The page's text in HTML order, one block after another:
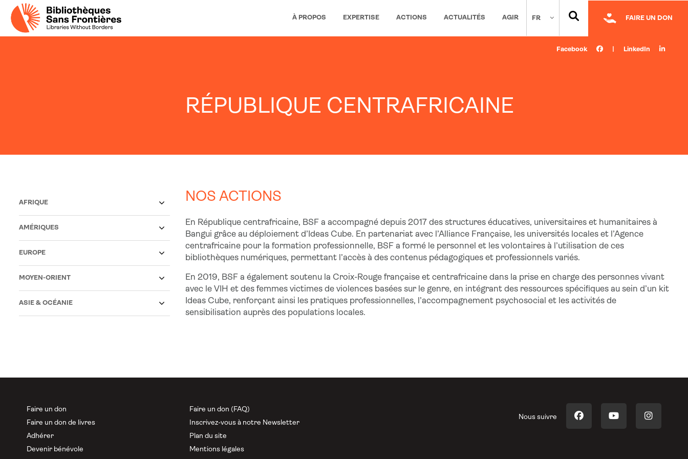
FR FAIRE UN DON
À PROPOS EXPERTISE ACTIONS ACTUALITÉS AGIR
Facebook LinkedIn
RÉPUBLIQUE CENTRAFRICAINE
AFRIQUE
AMÉRIQUES
EUROPE
MOYEN-ORIENT
ASIE & OCÉANIE
NOS ACTIONS
En République centrafricaine, BSF a accompagné depuis 2017 des structures éducatives, universitaires et humanitaires à
Bangui grâce au déploiement d’Ideas Cube. En partenariat avec l’Alliance Française, les universités locales et l’Agence
centrafricaine pour la formation professionnelle, BSF a formé le personnel et les volontaires à l’utilisation de ces
bibliothèques numériques, permettant l’accès à des contenus pédagogiques et professionnels variés.
En 2019, BSF a également soutenu la Croix-Rouge française et centrafricaine dans la prise en charge des personnes vivant
avec le VIH et des femmes victimes de violences basées sur le genre, en intégrant des ressources spécifiques au sein d’un kit
Ideas Cube, renforçant ainsi les pratiques professionnelles, l’accompagnement psychosocial et les activités de
sensibilisation auprès des populations locales.
Faire un don
Faire un don de livres
Adhérer
Devenir bénévole
Faire un don (FAQ)
Inscrivez-vous à notre Newsletter
Plan du site
Mentions légales
Nous suivre